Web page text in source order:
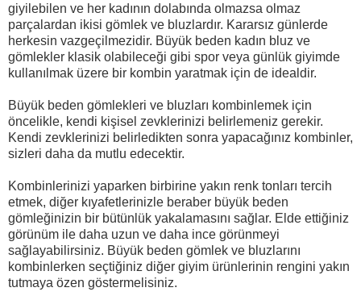
giyilebilen ve her kadının dolabında olmazsa olmaz
parçalardan ikisi gömlek ve bluzlardır. Kararsız günlerde
herkesin vazgeçilmezidir. Büyük beden kadın bluz ve
gömlekler klasik olabileceği gibi spor veya günlük giyimde
kullanılmak üzere bir kombin yaratmak için de idealdir.
Büyük beden gömlekleri ve bluzları kombinlemek için
öncelikle, kendi kişisel zevklerinizi belirlemeniz gerekir.
Kendi zevklerinizi belirledikten sonra yapacağınız kombinler,
sizleri daha da mutlu edecektir.
Kombinlerinizi yaparken birbirine yakın renk tonları tercih
etmek, diğer kıyafetlerinizle beraber büyük beden
gömleğinizin bir bütünlük yakalamasını sağlar. Elde ettiğiniz
görünüm ile daha uzun ve daha ince görünmeyi
sağlayabilirsiniz. Büyük beden gömlek ve bluzlarını
kombinlerken seçtiğiniz diğer giyim ürünlerinin rengini yakın
tutmaya özen göstermelisiniz.